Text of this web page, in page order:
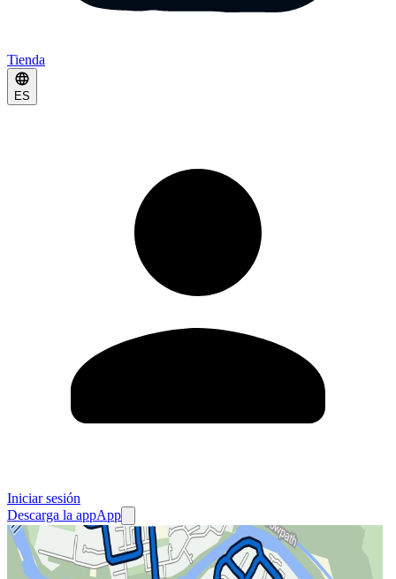
Tienda
ES
Iniciar sesión
Descarga la appApp